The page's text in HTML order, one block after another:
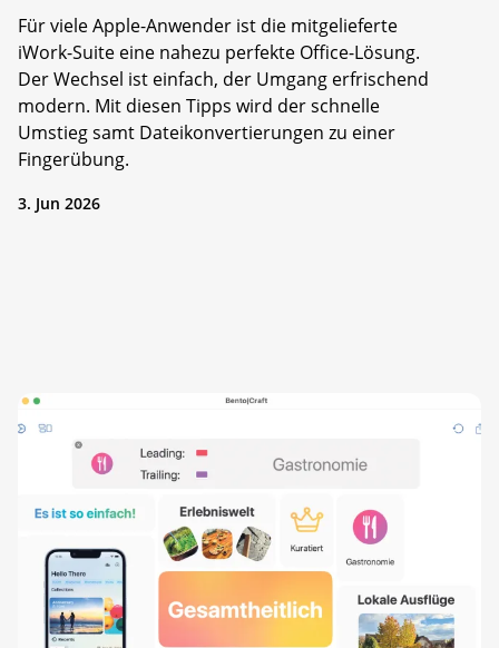
Für viele Apple-Anwender ist die mitgelieferte
iWork-Suite eine nahezu perfekte Office-Lösung.
Der Wechsel ist einfach, der Umgang erfrischend
modern. Mit diesen Tipps wird der schnelle
Umstieg samt Dateikonvertierungen zu einer
Fingerübung.
3. Jun 2026